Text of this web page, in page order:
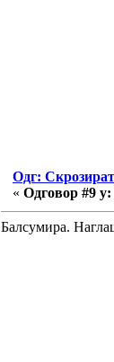
Одг:
« Одговор #9 у:
Балсумира.